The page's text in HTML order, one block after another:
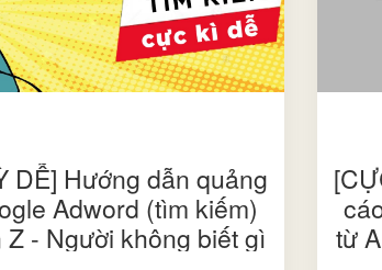
DỄ] Hướng dẫn quảng
Adword (tìm kiếm)
Z - Người không biết gì
từ